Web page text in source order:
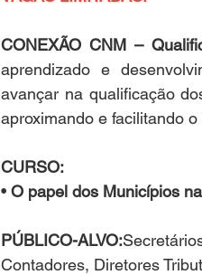
CONEXÃO CNM –
aprendizado e
avançar na qualificação
aproximando e facilitando
CURSO:
• O papel dos Municípios
PÚBLICO-ALVO:
Contadores, Diretores